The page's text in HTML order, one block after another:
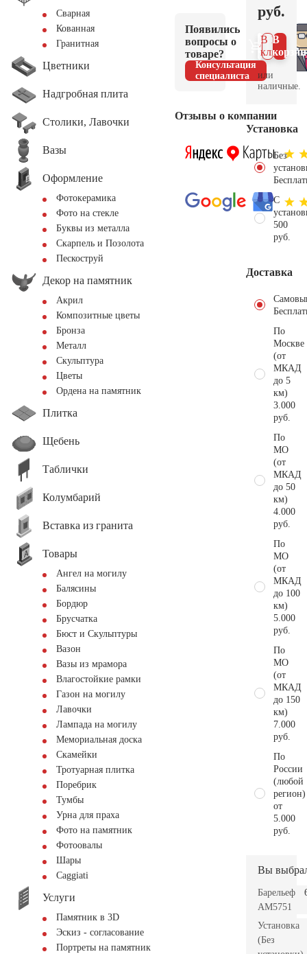
Сварная
Кованная
Гранитная
Цветники
Надгробная плита
Столики, Лавочки
Вазы
Оформление
Фотокерамика
Фото на стекле
Буквы из металла
Скарпель и Позолота
Пескоструй
Декор на памятник
Акрил
Композитные цветы
Бронза
Металл
Скульптура
Цветы
Ордена на памятник
Плитка
Щебень
Таблички
Колумбарий
Вставка из гранита
Товары
Ангел на могилу
Балясины
Бордюр
Брусчатка
Бюст и Скульптуры
Вазон
Вазы из мрамора
Влагостойкие рамки
Газон на могилу
Лавочки
Лампада на могилу
Мемориальная доска
Скамейки
Тротуарная плитка
Поребрик
Тумбы
Урна для праха
Фото на памятник
Фотоовалы
Шары
Сaggiati
Услуги
Памятник в 3D
Эскиз - согласование
Портреты на памятник
Появились
вопросы о
товаре?
Консультация
специалиста
Отзывы о компании
руб.
В
В 1
клик
или
наличные.
Установка
Без
С
500
руб.
Доставка
По
Москве
(от
МКАД
до 5
км)
3.000
руб.
По
МО
(от
МКАД
до 50
км)
4.000
руб.
По
МО
(от
МКАД
до 100
км)
5.000
руб.
По
МО
(от
МКАД
до 150
км)
7.000
руб.
По
России
(любой
регион)
от
5.000
руб.
Вы
Барельеф
AM5751
Установка
(Без